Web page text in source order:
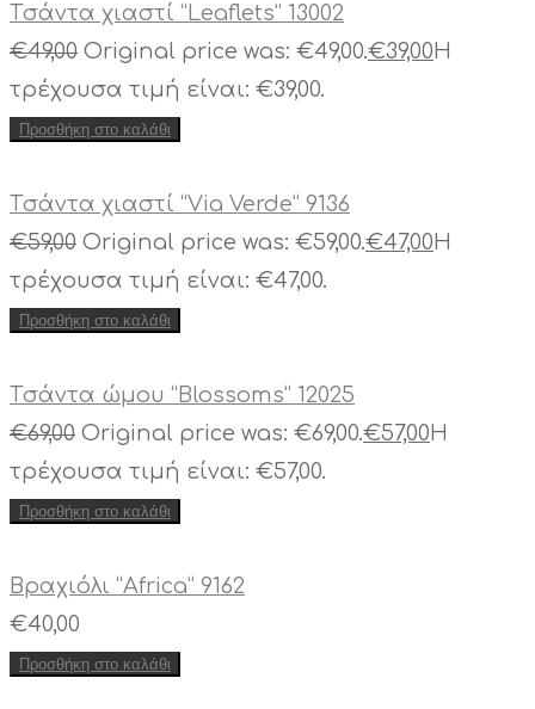
Tσάντα χιαστί “Leaflets” 13002
€49,00 Original price was: €49,00.€39,00 Η
τρέχουσα τιμή είναι: €39,00.
Προσθήκη στο καλάθι
Tσάντα χιαστί “Via Verde” 9136
€59,00 Original price was: €59,00.€47,00 Η
τρέχουσα τιμή είναι: €47,00.
Προσθήκη στο καλάθι
Tσάντα ώμου “Blossoms” 12025
€69,00 Original price was: €69,00.€57,00 Η
τρέχουσα τιμή είναι: €57,00.
Προσθήκη στο καλάθι
Βραχιόλι “Africa” 9162
€40,00
Προσθήκη στο καλάθι